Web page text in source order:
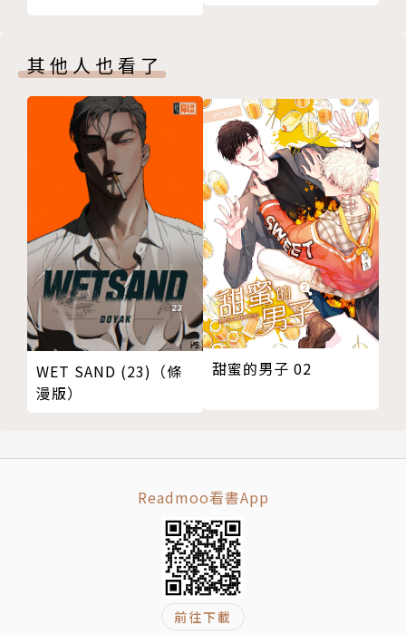
其他人也看了
WET SAND (23)（條
漫版）
甜蜜的男子 02
Readmoo看書App
前往下載